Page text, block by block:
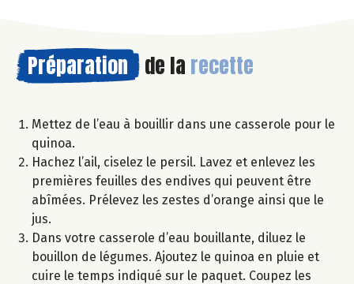
Préparation de la recette
Mettez de l’eau à bouillir dans une casserole pour le
quinoa.
Hachez l’ail, ciselez le persil. Lavez et enlevez les
premières feuilles des endives qui peuvent être
abîmées. Prélevez les zestes d’orange ainsi que le
jus.
Dans votre casserole d’eau bouillante, diluez le
bouillon de légumes. Ajoutez le quinoa en pluie et
cuire le temps indiqué sur le paquet. Coupez les